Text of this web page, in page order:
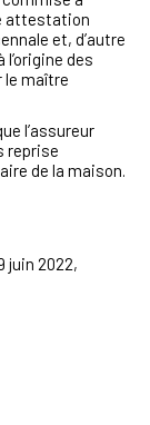
attestation
et, d’autre
des
maître
l’assureur
reprise
de la maison.
juin 2022,